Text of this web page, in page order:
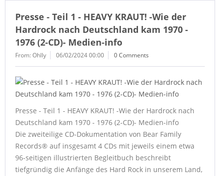
Presse - Teil 1 - HEAVY KRAUT! -Wie der
Hardrock nach Deutschland kam 1970 -
1976 (2-CD)- Medien-info
From: Ohlly 06/02/2024 00:00 0 Comments
Presse - Teil 1 - HEAVY KRAUT! -Wie der Hardrock nach
Deutschland kam 1970 - 1976 (2-CD)- Medien-info
Die zweiteilige CD-Dokumentation von Bear Family
Records® auf insgesamt 4 CDs mit jeweils einem etwa
96-seitigen illustrierten Begleitbuch beschreibt
tiefgründig die Anfänge des Hard Rock in unserem Land,